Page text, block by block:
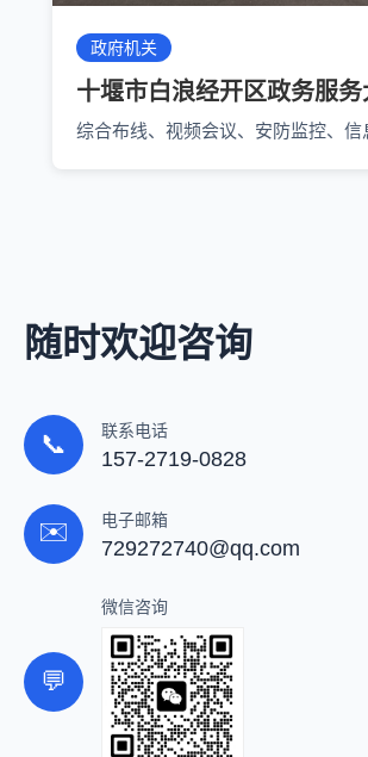
政府机关
十堰市白浪经开区政务服务
综合布线、视频会议、安防监控、信
随时欢迎咨询
📞 联系电话
157-2719-0828
✉️ 电子邮箱
729272740@qq.com
💬
微信咨询